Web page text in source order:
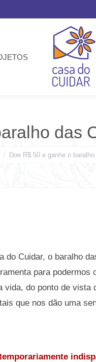
das
Doe R$ 50 e ganhe o
do Cuidar, o baralho
para podermos
vida, do ponto de vista
que nos dão uma